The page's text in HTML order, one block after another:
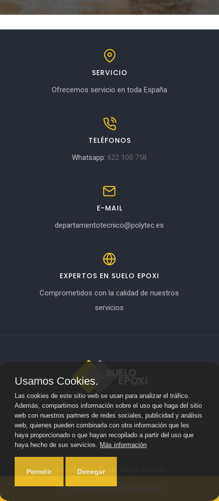
Contacta con nosotros
SERVICIO
Ofrecemos servicio en toda España
TELÉFONOS
Whatsapp: 622 100 758
E-MAIL
departamentotecnico@polytec.es
EXPERTOS EN SUELO EPOXI
Comprometidos con la calidad de nuestros
servicios
Aviso Legal
Privacidad
Cookies
© 2024 Suelo Epoxi ·
Usamos Cookies.
Las cookies de este sitio web se usan para analizar el tráfico.
Además, compartimos información sobre el uso que haga del sitio
web con nuestros partners de redes sociales, publicidad y análisis
web, quienes pueden combinarla con otra información que les
haya proporcionado o que hayan recopilado a partir del uso que
haya hecho de sus servicios. Más información
Permitir Denegar